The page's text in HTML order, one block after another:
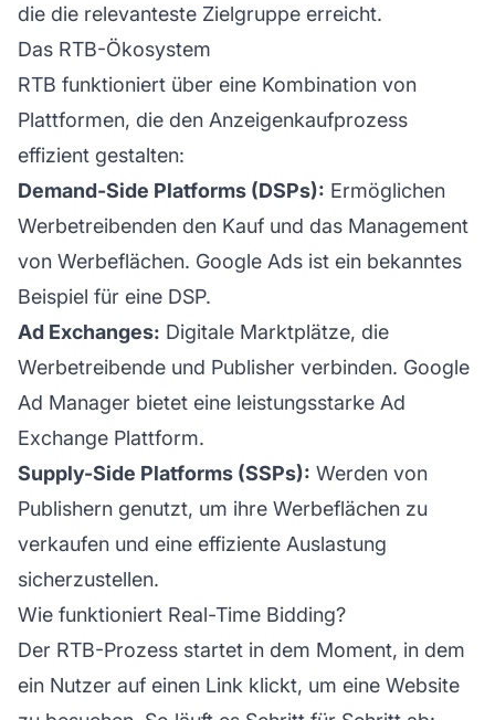
die die relevanteste Zielgruppe erreicht.
Das RTB-Ökosystem
RTB funktioniert über eine Kombination von
Plattformen, die den Anzeigenkaufprozess
effizient gestalten:
Demand-Side Platforms (DSPs): Ermöglichen
Werbetreibenden den Kauf und das Management
von Werbeflächen. Google Ads ist ein bekanntes
Beispiel für eine DSP.
Ad Exchanges: Digitale Marktplätze, die
Werbetreibende und Publisher verbinden. Google
Ad Manager bietet eine leistungsstarke Ad
Exchange Plattform.
Supply-Side Platforms (SSPs): Werden von
Publishern genutzt, um ihre Werbeflächen zu
verkaufen und eine effiziente Auslastung
sicherzustellen.
Wie funktioniert Real-Time Bidding?
Der RTB-Prozess startet in dem Moment, in dem
ein Nutzer auf einen Link klickt, um eine Website